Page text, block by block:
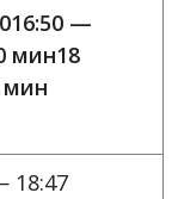
—
мин18
мин
18:47